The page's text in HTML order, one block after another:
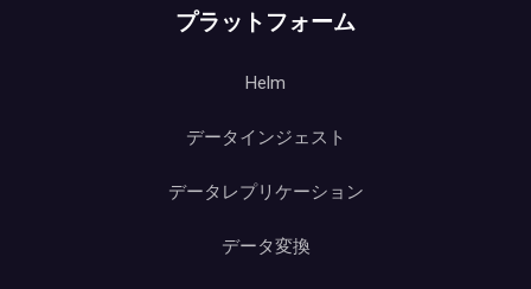
プラットフォーム
Helm
データインジェスト
データレプリケーション
データ変換